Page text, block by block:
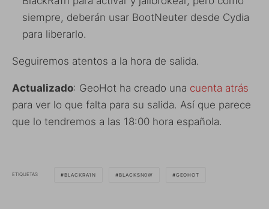
siempre, deberán usar BootNeuter desde Cydia
para liberarlo.
Seguiremos atentos a la hora de salida.
Actualizado: GeoHot ha creado una cuenta atrás
para ver lo que falta para su salida. Así que parece
que lo tendremos a las 18:00 hora española.
ETIQUETAS BLACKRA1N BLACKSN0W GEOHOT